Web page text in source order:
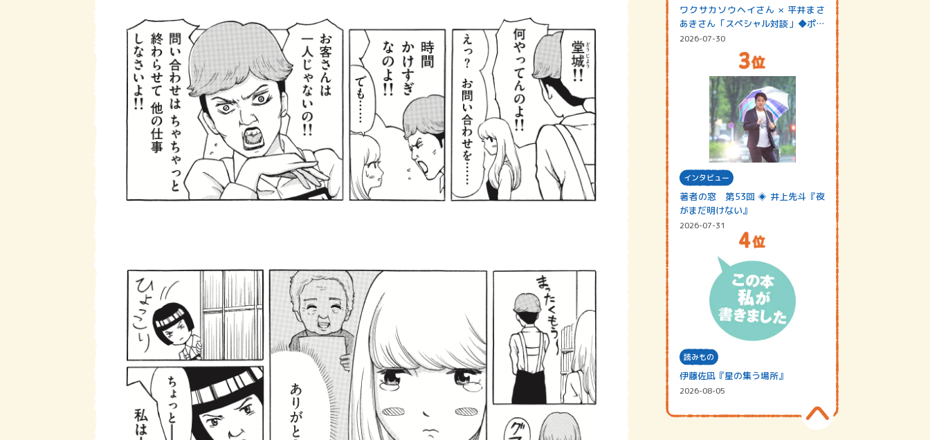
ワクサカソウヘイさん × 平井まさ
あきさん「スペシャル対談」◆ポッ
ドキャスト…
2026-07-30
インタビュー
著者の窓 第53回 ◈ 井上先斗『夜
がまだ明けない』
2026-07-31
読みもの
伊藤佐凪『星の集う場所』
2026-08-05